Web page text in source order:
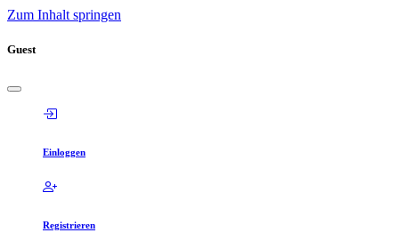
Zum Inhalt springen
Guest
Einloggen
Registrieren